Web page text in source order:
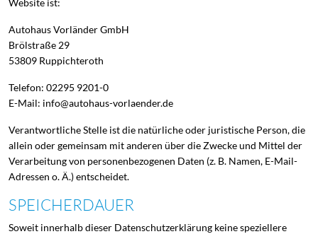
Website ist:
Autohaus Vorländer GmbH
Brölstraße 29
53809 Ruppichteroth
Telefon: 02295 9201-0
E-Mail: info@autohaus-vorlaender.de
Verantwortliche Stelle ist die natürliche oder juristische Person, die
allein oder gemeinsam mit anderen über die Zwecke und Mittel der
Verarbeitung von personenbezogenen Daten (z. B. Namen, E-Mail-
Adressen o. Ä.) entscheidet.
SPEICHERDAUER
Soweit innerhalb dieser Datenschutzerklärung keine speziellere